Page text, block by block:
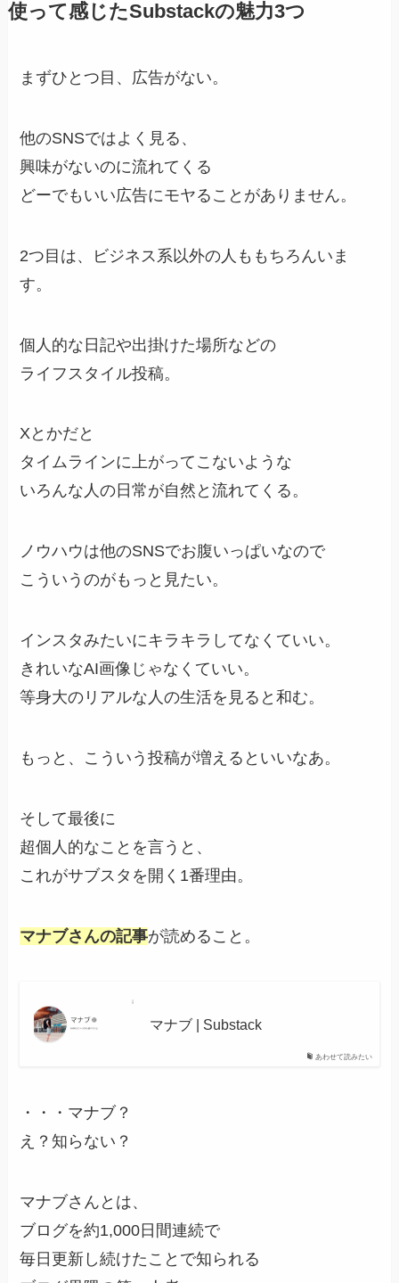
使って感じたSubstackの魅力3つ
まずひとつ目、広告がない。
他のSNSではよく見る、
興味がないのに流れてくる
どーでもいい広告にモヤることがありません。
2つ目は、ビジネス系以外の人ももちろんいま
す。
個人的な日記や出掛けた場所などの
ライフスタイル投稿。
Xとかだと
タイムラインに上がってこないような
いろんな人の日常が自然と流れてくる。
ノウハウは他のSNSでお腹いっぱいなので
こういうのがもっと見たい。
インスタみたいにキラキラしてなくていい。
きれいなAI画像じゃなくていい。
等身大のリアルな人の生活を見ると和む。
もっと、こういう投稿が増えるといいなあ。
そして最後に
超個人的なことを言うと、
これがサブスタを開く1番理由。
マナブさんの記事が読めること。
あわせて読みたい
マナブ | Substack
・・・マナブ？
え？知らない？
マナブさんとは、
ブログを約1,000日間連続で
毎日更新し続けたことで知られる